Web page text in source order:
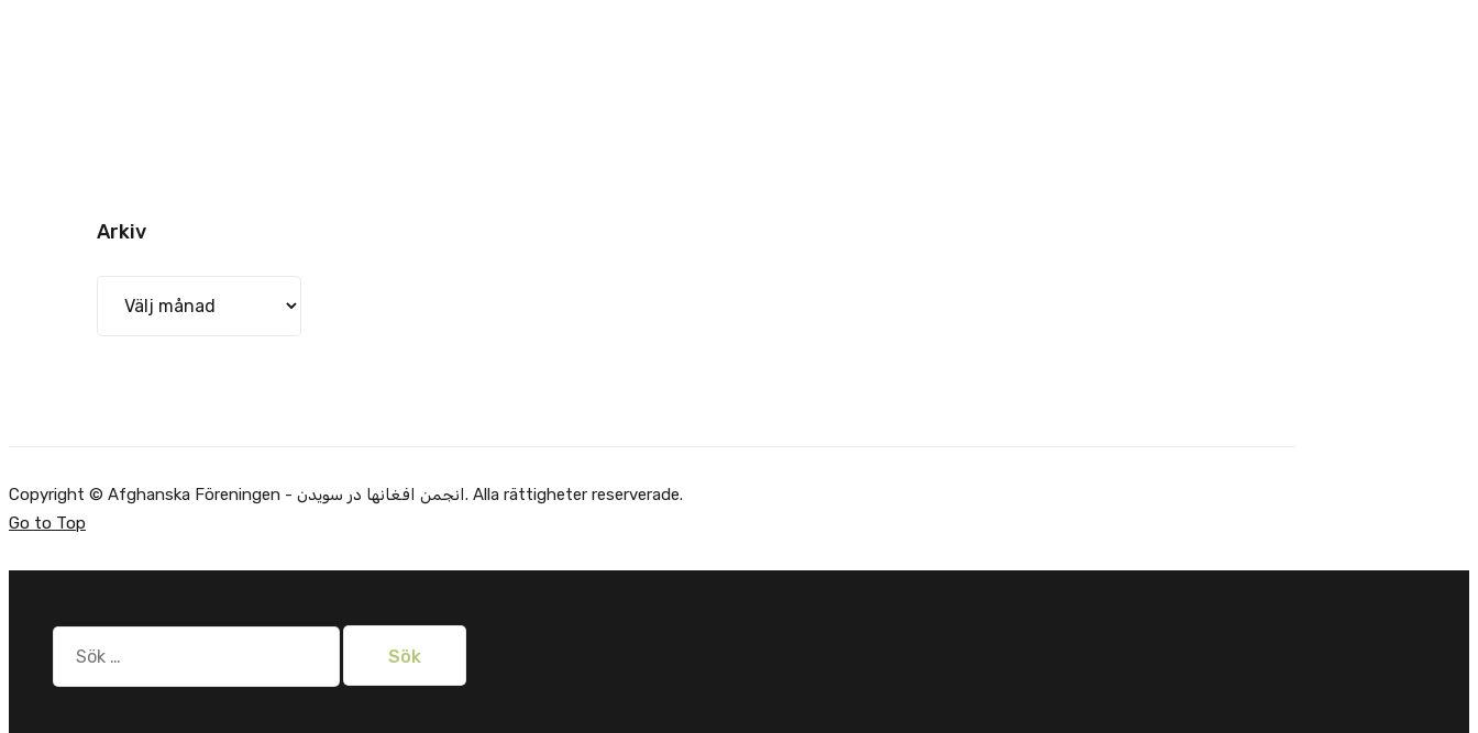
Arkiv
Copyright © Afghanska Föreningen - انجمن افغانها در سویدن. Alla rättigheter reserverade.
Go to Top
Sök
efter: